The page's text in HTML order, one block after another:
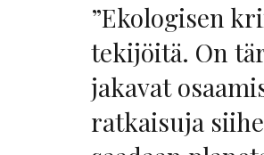
”Ekologisen
tekijöitä. On
jakavat
ratkaisuja